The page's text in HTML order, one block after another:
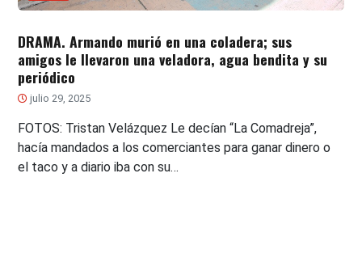
DRAMA. Armando murió en una coladera; sus
amigos le llevaron una veladora, agua bendita y su
periódico
julio 29, 2025
FOTOS: Tristan Velázquez Le decían “La Comadreja”,
hacía mandados a los comerciantes para ganar dinero o
el taco y a diario iba con su…